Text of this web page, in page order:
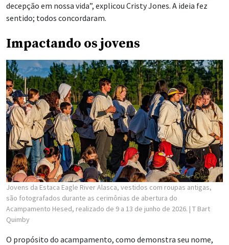
decepção em nossa vida”, explicou Cristy Jones. A ideia fez
sentido; todos concordaram.
Impactando os jovens
Jovens da Estaca Eagle River Alasca, vestidos com roupas antigas,
são fotografados durante as cerimônias de abertura do
Acampamento Hesed, realizado de 9 a 13 de junho de 2026. | T Bart
Quimby
O propósito do acampamento, como demonstra seu nome,